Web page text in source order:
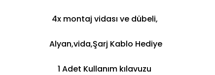
4x montaj vidası ve dübeli,
Alyan,vida,Şarj Kablo Hediye
1 Adet Kullanım kılavuzu